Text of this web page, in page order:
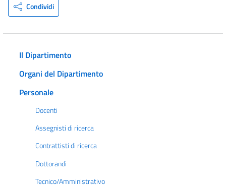
Condividi
Il Dipartimento
Organi del Dipartimento
Personale
Docenti
Assegnisti di ricerca
Contrattisti di ricerca
Dottorandi
Tecnico/Amministrativo